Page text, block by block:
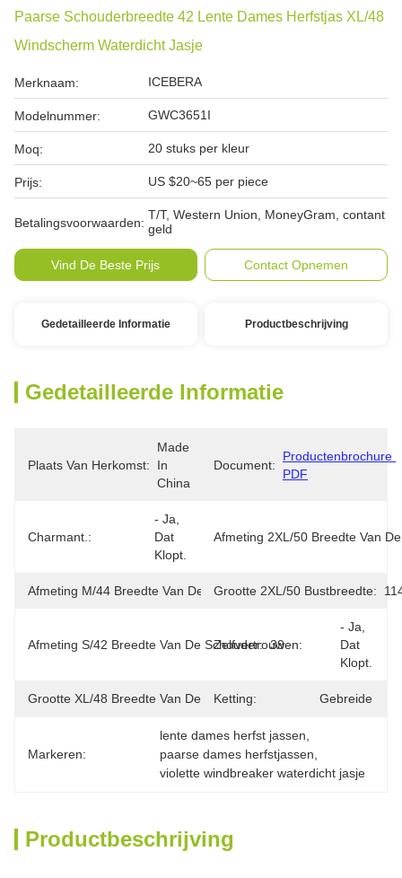
Paarse Schouderbreedte 42 Lente Dames Herfstjas XL/48
Windscherm Waterdicht Jasje
Merknaam: ICEBERA
Modelnummer: GWC3651I
Moq: 20 stuks per kleur
Prijs: US $20~65 per piece
Betalingsvoorwaarden:
T/T, Western Union, MoneyGram, contant
geld
Vind De Beste Prijs Contact Opnemen
Gedetailleerde Informatie Productbeschrijving
Gedetailleerde Informatie
Plaats Van Herkomst:
Made
In
China
Document:
Productenbrochure
PDF
Charmant.:
- Ja,
Dat
Klopt.
Afmeting 2XL/50 Breedte Van
Afmeting M/44 Breedte Van De Schouder: 40
Grootte 2XL/50 Bustbreedte:
Afmeting S/42 Breedte Van De Schouder: 39
Zelfvertrouwen:
- Ja,
Dat
Klopt.
Grootte XL/48 Breedte Van De Schouder:
Ketting: Gebreide
Markeren:
lente dames herfst jassen
paarse dames herfstjassen
violette windbreaker waterdicht jasje
Productbeschrijving